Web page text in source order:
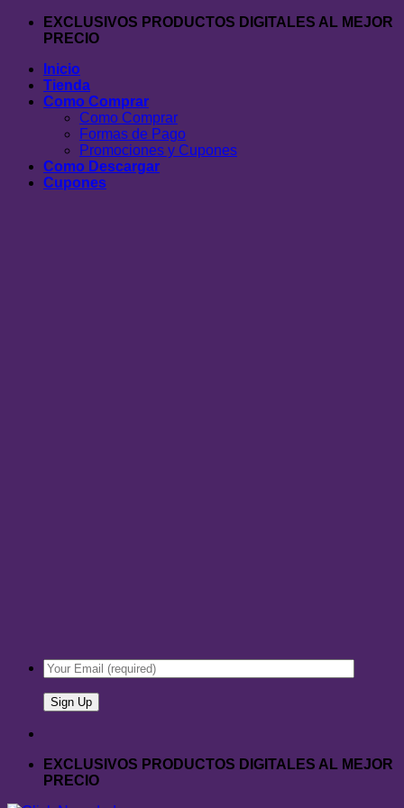
Saltar
EXCLUSIVOS PRODUCTOS DIGITALES AL MEJOR
PRECIO
Inicio
Tienda
Como Comprar
Como Comprar
Formas de Pago
Promociones y Cupones
Como Descargar
Cupones
EXCLUSIVOS PRODUCTOS DIGITALES AL MEJOR
PRECIO